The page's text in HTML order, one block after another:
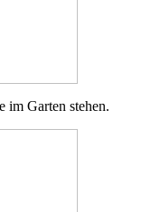
im Garten stehen.